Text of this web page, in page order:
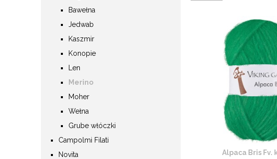
Bawełna
Jedwab
Kaszmir
Konopie
Len
Merino
Moher
Wełna
Grube włóczki
Campolmi Filati
Novita
Alpaca Bris Fv.